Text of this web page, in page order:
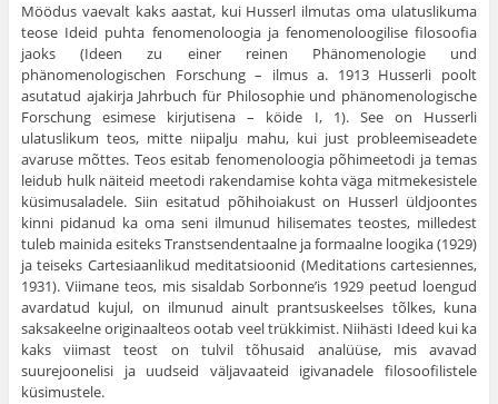
Möödus vaevalt kaks aastat, kui Husserl ilmutas oma ulatusli­kuma
teose Ideid puhta fenomenoloogia ja fenomenoloogilise filosoo­fia
jaoks (Ideen zu einer reinen Phänomenologie und
phänomenologischen Forschung – ilmus a. 1913 Husserli poolt
asutatud ajakirja Jahrbuch für Philosophie und phänomenologische
Forschung esimese kirjutisena – köide I, 1). See on Husserli
ulatuslikum teos, mitte niipalju mahu, kui just probleemiseadete
avaruse mõttes. Teos esitab fenomenoloogia põhimeetodi ja temas
leidub hulk näiteid meetodi rakendamise kohta väga mitmekesistele
küsimusaladele. Siin esitatud põhihoiakust on Husserl üldjoontes
kinni pidanud ka oma seni ilmu­nud hilisemates teostes, milledest
tuleb mainida esiteks Transtsen­dentaalne ja formaalne loogika (1929)
ja teiseks Cartesiaanlikud me­ditatsioonid (Meditations cartesiennes,
1931). Viimane teos, mis sisal­dab Sorbonne’is 1929 peetud loengud
avardatud kujul, on ilmunud ainult prantsuskeelses tõlkes, kuna
saksakeelne originaalteos ootab veel trükkimist. Niihästi Ideed kui ka
kaks viimast teost on tulvil tõhusaid analüüse, mis avavad
suurejoonelisi ja uudseid väljavaateid igivanadele filosoofilistele
küsimustele.